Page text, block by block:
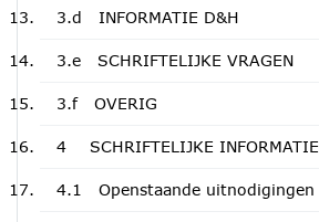
3.d INFORMATIE D&H
3.e SCHRIFTELIJKE VRAGEN
3.f OVERIG
4 SCHRIFTELIJKE INFORMATIE
4.1 Openstaande uitnodigingen